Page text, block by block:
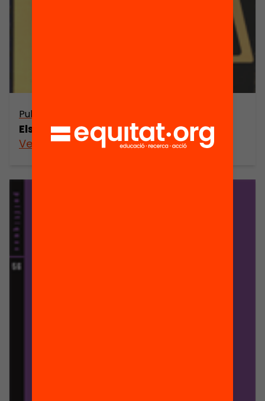
Publicació
Els estrangers a Espanya
Veure’n més